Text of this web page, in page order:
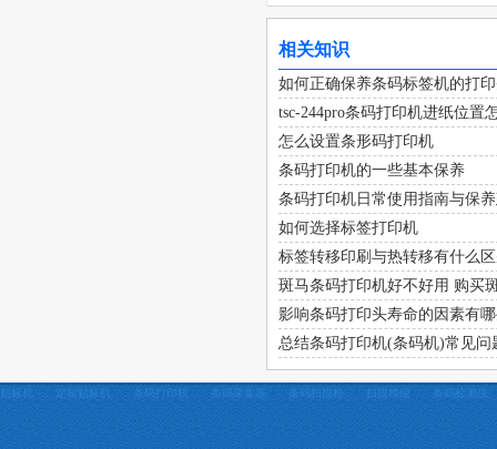
相关知识
如何正确保养条码标签机的打
tsc-244pro条码打印机进纸位置
怎么设置条形码打印机
条码打印机的一些基本保养
条码打印机日常使用指南与保
如何选择标签打印机
标签转移印刷与热转移有什么
斑马条码打印机好不好用 购买
影响条码打印头寿命的因素有
总结条码打印机(条码机)常见问
贴标机 定制贴标机 条码打印机 条码采集器 条码扫描枪 扫描模组 条码检测仪